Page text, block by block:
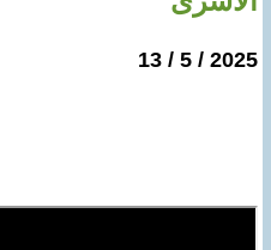
2025 / 5 / 13